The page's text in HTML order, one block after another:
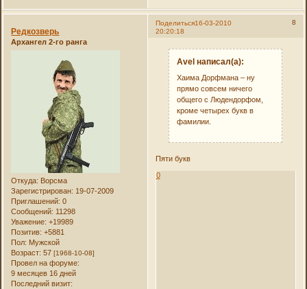
Поделиться 8
16-03-2010
20:20:18
Редкозверь
Архангел 2-го ранга
Откуда: Ворсма
Зарегистрирован: 19-07-2009
Приглашений: 0
Сообщений: 11298
Уважение: +19989
Позитив: +5881
Пол: Мужской
Возраст: 57[1968-10-08]
Провел на форуме:
9 месяцев 16 дней
Последний визит:
Avel написал(а):
Хаима Дорфмана – ну
прямо совсем ничего
общего с Людендорфом,
кроме четырех букв в
фамилии.
Пяти букв
0